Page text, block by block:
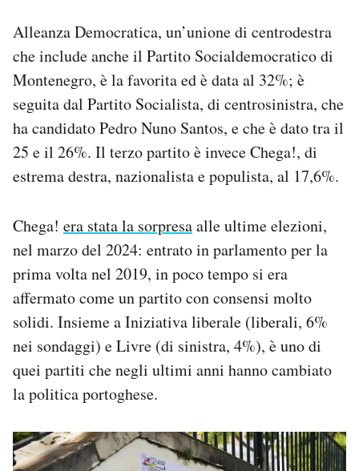
Alleanza Democratica, un’unione di centrodestra
che include anche il Partito Socialdemocratico di
Montenegro, è la favorita ed è data al 32%; è
seguita dal Partito Socialista, di centrosinistra, che
ha candidato Pedro Nuno Santos, e che è dato tra il
25 e il 26%. Il terzo partito è invece Chega!, di
estrema destra, nazionalista e populista, al 17,6%.
Chega! era stata la sorpresaalle ultime elezioni,
nel marzo del 2024: entrato in parlamento per la
prima volta nel 2019, in poco tempo si era
affermato come un partito con consensi molto
solidi. Insieme a Iniziativa liberale (liberali, 6%
nei sondaggi) e Livre (di sinistra, 4%), è uno di
quei partiti che negli ultimi anni hanno cambiato
la politica portoghese.